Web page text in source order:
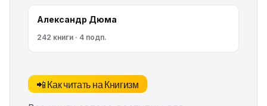
Александр Дюма
242 книги · 4 подп.
📲 Как читать на Книгизм